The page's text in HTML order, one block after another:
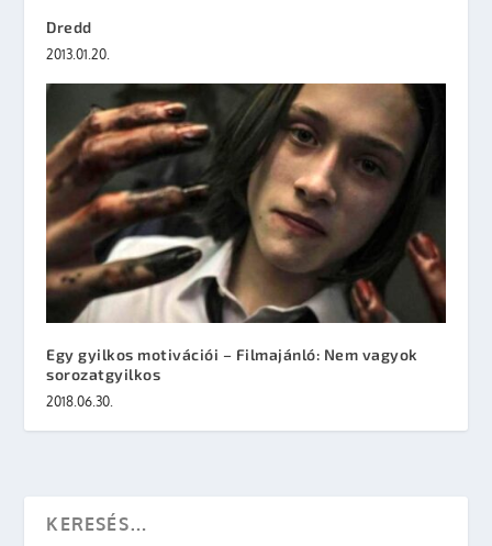
Dredd
2013.01.20.
Egy gyilkos motivációi – Filmajánló: Nem vagyok
sorozatgyilkos
2018.06.30.